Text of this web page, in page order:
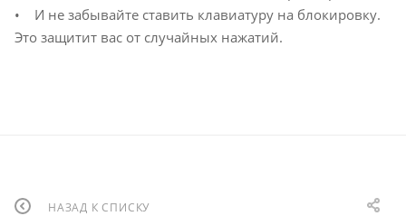
• И не забывайте ставить клавиатуру на блокировку.
Это защитит вас от случайных нажатий.
НАЗАД К СПИСКУ